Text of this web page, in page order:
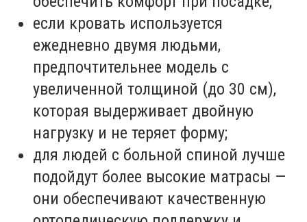
если кровать используется
ежедневно двумя людьми,
предпочтительнее модель с
увеличенной толщиной (до 30 см),
которая выдерживает двойную
нагрузку и не теряет форму;
для людей с больной спиной лучше
подойдут более высокие матрасы —
они обеспечивают качественную